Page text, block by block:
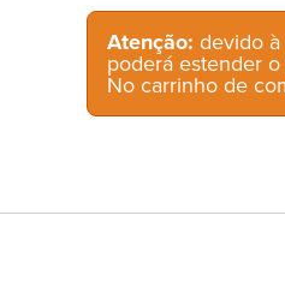
Atenção: devido
poderá estender
No carrinho de